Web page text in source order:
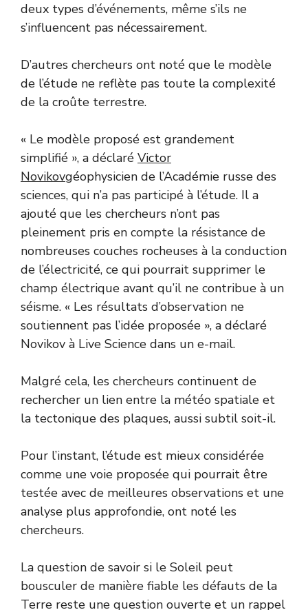
deux types d’événements, même s’ils ne
s’influencent pas nécessairement.
D’autres chercheurs ont noté que le modèle
de l’étude ne reflète pas toute la complexité
de la croûte terrestre.
« Le modèle proposé est grandement
simplifié », a déclaré Victor
Novikovgéophysicien de l’Académie russe des
sciences, qui n’a pas participé à l’étude. Il a
ajouté que les chercheurs n’ont pas
pleinement pris en compte la résistance de
nombreuses couches rocheuses à la conduction
de l’électricité, ce qui pourrait supprimer le
champ électrique avant qu’il ne contribue à un
séisme. « Les résultats d’observation ne
soutiennent pas l’idée proposée », a déclaré
Novikov à Live Science dans un e-mail.
Malgré cela, les chercheurs continuent de
rechercher un lien entre la météo spatiale et
la tectonique des plaques, aussi subtil soit-il.
Pour l’instant, l’étude est mieux considérée
comme une voie proposée qui pourrait être
testée avec de meilleures observations et une
analyse plus approfondie, ont noté les
chercheurs.
La question de savoir si le Soleil peut
bousculer de manière fiable les défauts de la
Terre reste une question ouverte et un rappel